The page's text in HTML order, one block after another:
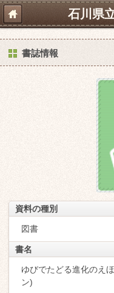
石川県
書誌情報
資料の種別
図書
書名
ゆびでたどる進化のえ
ン)